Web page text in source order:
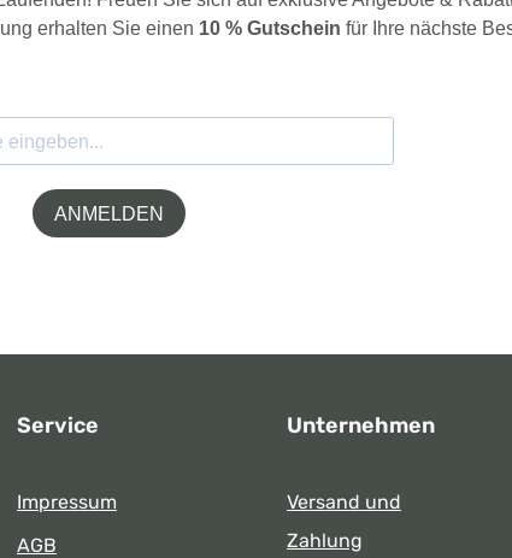
erhalten Sie einen 10 % Gutschein für Ihre nächste
ANMELDEN
Service
Impressum
AGB
Unternehmen
Versand und
Zahlung